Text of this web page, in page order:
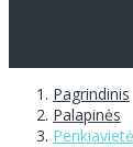
Pagrindinis
Palapinės